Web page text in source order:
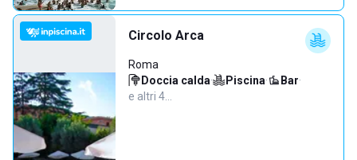
Circolo Arca
Roma
Doccia calda· Piscina· Bar·
e altri 4…